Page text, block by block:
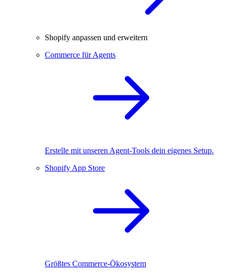
Shopify anpassen und erweitern
Commerce für Agents
Erstelle mit unseren Agent-Tools dein eigenes Setup.
Shopify App Store
Größtes Commerce-Ökosystem